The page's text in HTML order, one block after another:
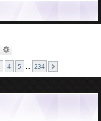
4 5 … 234